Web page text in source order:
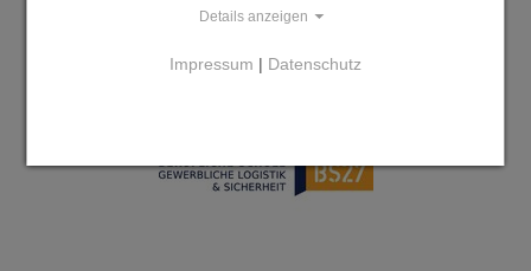
Details anzeigen
Impressum | Datenschutz